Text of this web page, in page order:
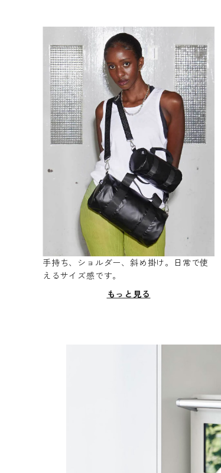
手持ち、ショルダー、斜め掛け。日常で使
えるサイズ感です。
もっと見る